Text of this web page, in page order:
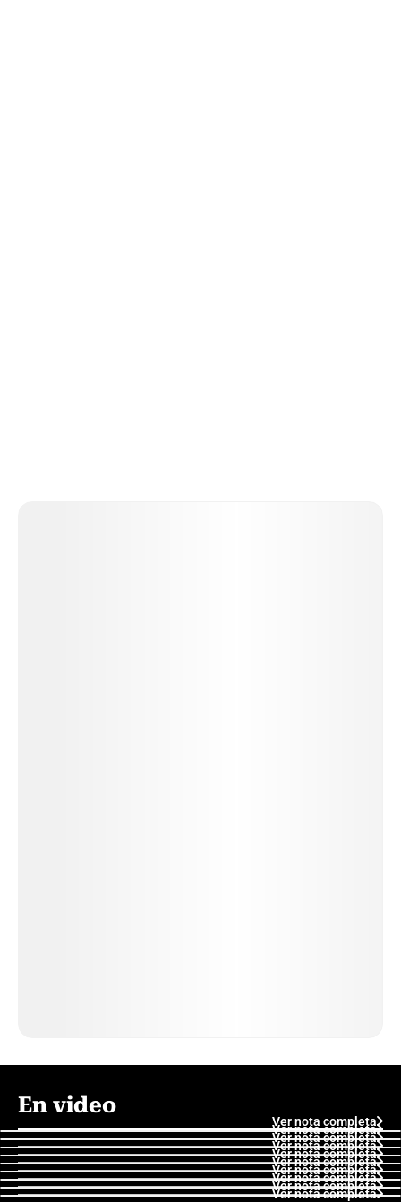
En video
Ver nota completa
Ver nota completa
Ver nota completa
Ver nota completa
Ver nota completa
Ver nota completa
Ver nota completa
Ver nota completa
Ver nota completa
Ver nota completa